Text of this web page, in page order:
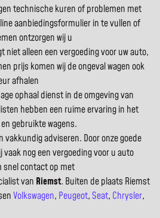
technische kuren of problemen met
aanbiedingsformulier in te vullen of
ontzorgen wij u
niet alleen een vergoeding voor uw auto,
prijs komen wij de ongeval wagen ook
afhalen
ophaal dienst in de omgeving van
hebben een ruime ervaring in het
gebruikte wagens.
vakkundig adviseren. Door onze goede
nog een vergoeding voor u auto
snel contact op met
van Riemst. Buiten de plaats Riemst
Volkswagen, Peugeot, Seat, Chrysler,